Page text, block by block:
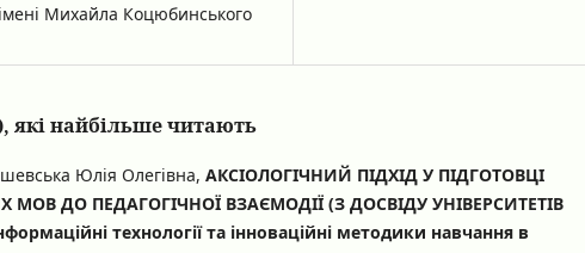
Михайла Коцюбинського
які найбільше читають
Юлія Олегівна, АКСІОЛОГІЧНИЙ ПІДХІД У ПІДГОТОВЦІ
ДО ПЕДАГОГІЧНОЇ ВЗАЄМОДІЇ (З ДОСВІДУ УНІВЕРСИТЕТІВ
технології та інноваційні методики навчання в